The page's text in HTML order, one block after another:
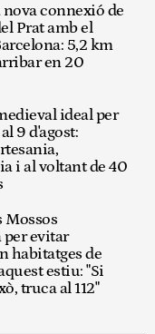
connexió de
Prat amb el
5,2 km
en 20
ideal per
9 d'agost:
i al voltant de 40
Mossos
per evitar
habitatges de
estiu: "Si
truca al 112"